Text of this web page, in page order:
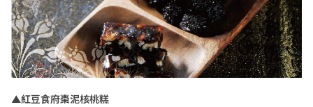
▲紅豆食府棗泥核桃糕